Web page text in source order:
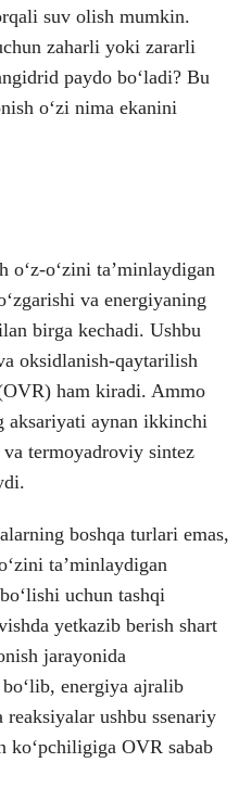
suv olish mumkin.
zaharli yoki zararli
paydo boʻladi? Bu
oʻzi nima ekanini
oʻz-oʻzini taʼminlaydigan
va energiyaning
birga kechadi. Ushbu
oksidlanish-qaytarilish
ham kiradi. Ammo
aksariyati aynan ikkinchi
termoyadroviy sintez
boshqa turlari emas,
taʼminlaydigan
uchun tashqi
yetkazib berish shart
jarayonida
energiya ajralib
ushbu ssenariy
koʻpchiligiga OVR sabab